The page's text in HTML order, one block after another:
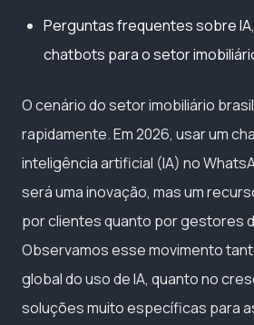
Perguntas frequentes sobre
chatbots para o setor
O cenário do setor imobiliário
rapidamente. Em 2026, usar um
inteligência artificial (IA) no
será uma inovação, mas um
por clientes quanto por gestores
Observamos esse movimento
global do uso de IA, quanto no
soluções muito específicas para